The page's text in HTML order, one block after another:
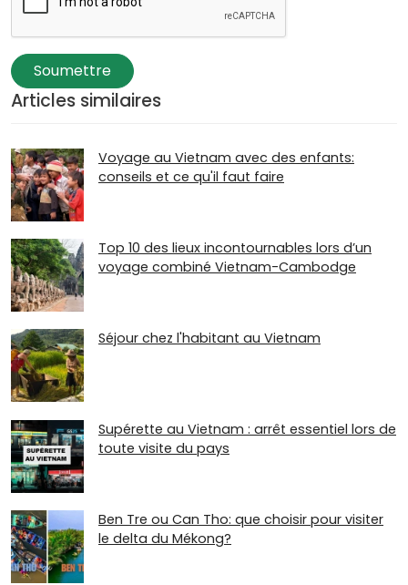
Soumettre
Articles similaires
Voyage au Vietnam avec des enfants:
conseils et ce qu'il faut faire
Top 10 des lieux incontournables lors d’un
voyage combiné Vietnam-Cambodge
Séjour chez l'habitant au Vietnam
Supérette au Vietnam : arrêt essentiel lors de
toute visite du pays
Ben Tre ou Can Tho: que choisir pour visiter
le delta du Mékong?